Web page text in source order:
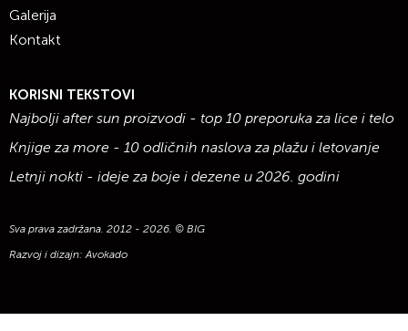
Galerija
Kontakt
KORISNI TEKSTOVI
Najbolji after sun proizvodi - top 10 preporuka za lice i telo
Knjige za more - 10 odličnih naslova za plažu i letovanje
Letnji nokti - ideje za boje i dezene u 2026. godini
Sva prava zadržana. 2012 - 2026. © BIG
Razvoj i dizajn: Avokado